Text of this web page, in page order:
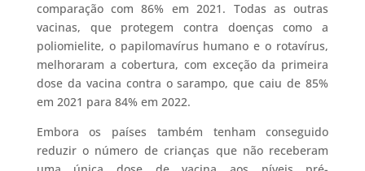
comparação com 86% em 2021. Todas as outras
vacinas, que protegem contra doenças como a
poliomielite, o papilomavírus humano e o rotavírus,
melhoraram a cobertura, com exceção da primeira
dose da vacina contra o sarampo, que caiu de 85%
em 2021 para 84% em 2022.
Embora os países também tenham conseguido
reduzir o número de crianças que não receberam